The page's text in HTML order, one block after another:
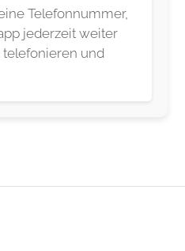
Telefonnummer,
jederzeit weiter
und